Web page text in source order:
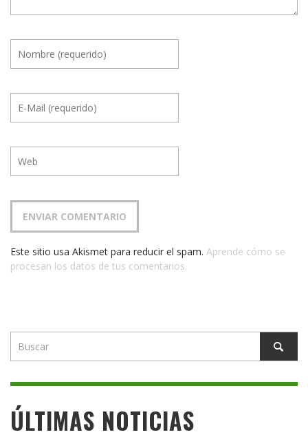
Este sitio usa Akismet para reducir el spam. Aprende cómo se
procesan los datos de tus comentarios.
ÚLTIMAS NOTICIAS